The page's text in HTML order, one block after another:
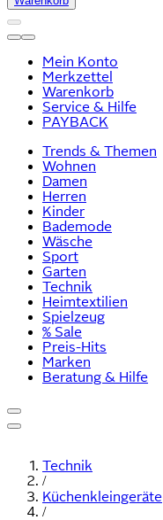
Mein Konto
Merkzettel
Warenkorb
Service & Hilfe
PAYBACK
Trends & Themen
Wohnen
Damen
Herren
Kinder
Bademode
Wäsche
Sport
Garten
Technik
Heimtextilien
Spielzeug
% Sale
Preis-Hits
Marken
Beratung & Hilfe
Technik
/
Küchenkleingeräte
/